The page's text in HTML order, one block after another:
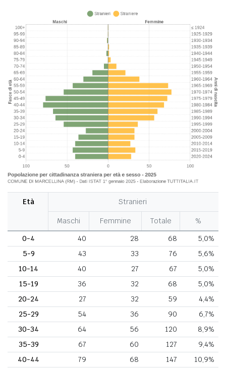
Età Stranieri
Maschi Femmine Totale
%
0-4
40 28 68
5,0%
5-9
43 33 76
5,6%
10-14
40 27 67
5,0%
15-19
36 32 68
5,0%
20-24
27 32 59
4,4%
25-29
54 36 90
6,7%
30-34
64 56 120
8,9%
35-39
67 60 127
9,4%
40-44
79 68 147
10,9%